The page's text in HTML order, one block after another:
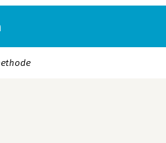
Personen